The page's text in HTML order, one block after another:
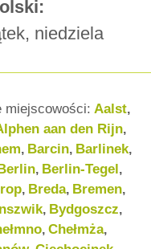
niedziela
miejscowości: Aalst,
aan den Rijn,
, Barcin, Barlinek,
, Berlin-Tegel,
, Breda, Bremen,
, Bydgoszcz,
, Chełmża,